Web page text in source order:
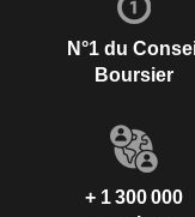
N°1 du
Boursier
+ 1 300 000